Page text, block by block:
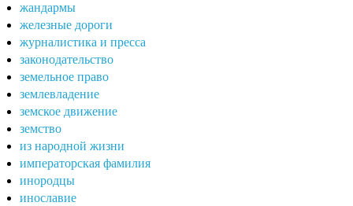
жандармы
железные дороги
журналистика и пресса
законодательство
земельное право
землевладение
земское движение
земство
из народной жизни
императорская фамилия
инородцы
инославие